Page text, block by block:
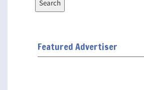
Featured Advertiser